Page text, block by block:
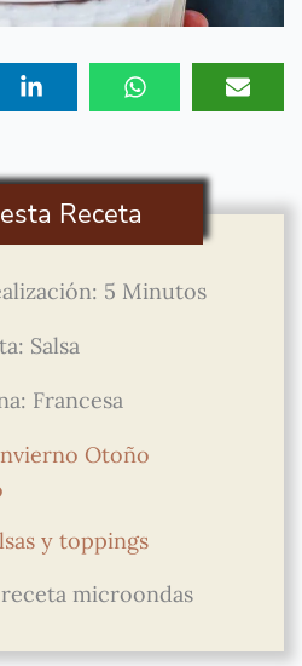
Receta
5 Minutos
Salsa
Francesa
Otoño
y toppings
microondas